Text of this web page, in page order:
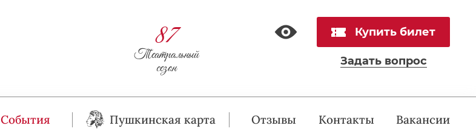
87
Театральный
сезон
Купить билет
Задать вопрос
События Пушкинская карта Отзывы Контакты Вакансии